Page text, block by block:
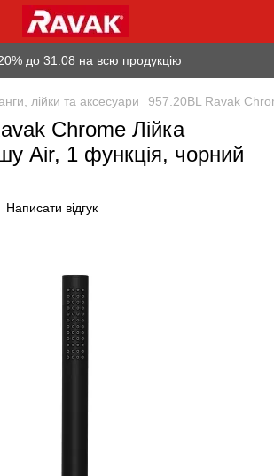
до 31.08 на всю продукцію
лійки та аксесуари 957.20BL Ravak
Chrome Лійка
Air, 1 функція, чорний
Написати відгук